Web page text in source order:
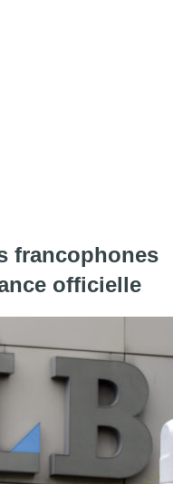
francophones
officielle